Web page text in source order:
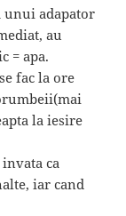
unui adapator
au
= apa.
fac la ore
la iesire
ca
iar cand